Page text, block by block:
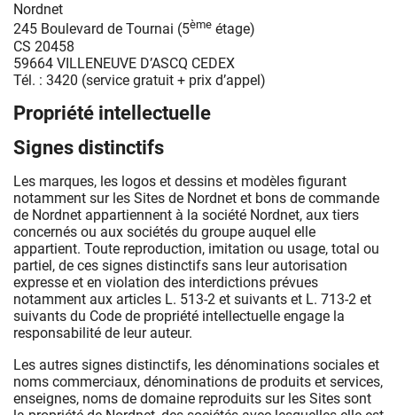
Nordnet
245 Boulevard de Tournai (5ème étage)
CS 20458
59664 VILLENEUVE D’ASCQ CEDEX
Tél. : 3420 (service gratuit + prix d’appel)
Propriété intellectuelle
Signes distinctifs
Les marques, les logos et dessins et modèles figurant
notamment sur les Sites de Nordnet et bons de commande
de Nordnet appartiennent à la société Nordnet, aux tiers
concernés ou aux sociétés du groupe auquel elle
appartient. Toute reproduction, imitation ou usage, total ou
partiel, de ces signes distinctifs sans leur autorisation
expresse et en violation des interdictions prévues
notamment aux articles L. 513-2 et suivants et L. 713-2 et
suivants du Code de propriété intellectuelle engage la
responsabilité de leur auteur.
Les autres signes distinctifs, les dénominations sociales et
noms commerciaux, dénominations de produits et services,
enseignes, noms de domaine reproduits sur les Sites sont